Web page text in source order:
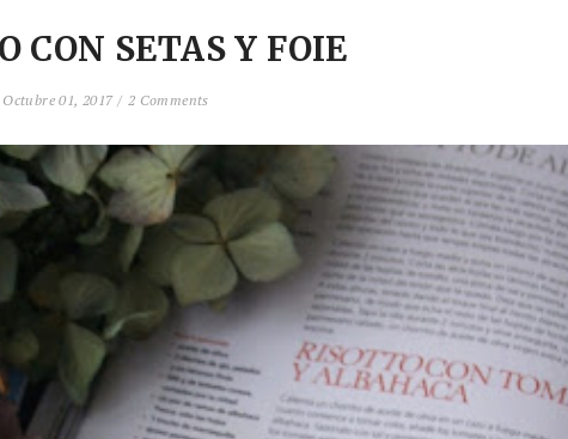
CON SETAS Y FOIE
Octubre 01, 2017 / 2 Comments